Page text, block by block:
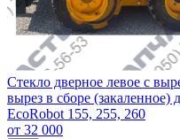
Стекло дверное левое с
вырез в сборе (закаленное)
EcoRobot 155, 255, 260
от 32 000